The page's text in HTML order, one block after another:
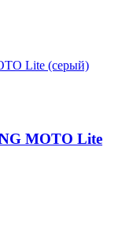
MOTO Lite